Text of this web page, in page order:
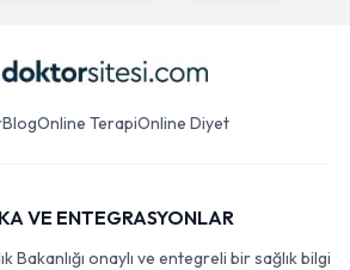
BlogOnline TerapiOnline Diyet
VE ENTEGRASYONLAR
Bakanlığı onaylı ve entegreli bir sağlık bilgi